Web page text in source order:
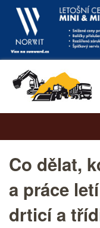
Co dělat,
a práce
drticí a